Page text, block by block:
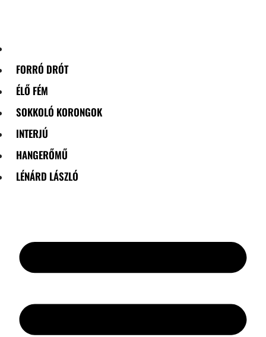
FORRÓ DRÓT
ÉLŐ FÉM
SOKKOLÓ KORONGOK
INTERJÚ
HANGERŐMŰ
LÉNÁRD LÁSZLÓ